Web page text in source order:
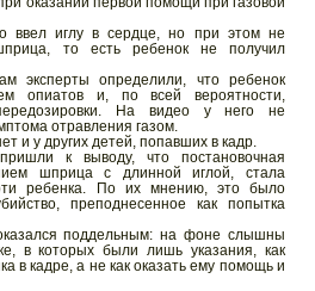
ввел иглу в сердце, но при этом не
то есть ребенок не получил
эксперты определили, что ребенок
опиатов и, по всей вероятности,
На видео у него не
отравления газом.
и у других детей, попавших в кадр.
к выводу, что постановочная
шприца с длинной иглой, стала
ребенка. По их мнению, это было
преподнесенное как попытка
поддельным: на фоне слышны
в которых были лишь указания, как
в кадре, а не как оказать ему помощь и